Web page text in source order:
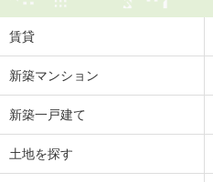
賃貸
新築マンション
新築一戸建て
土地を探す